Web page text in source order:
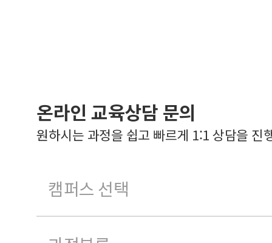
온라인 교육상담 문의
원하시는 과정을 쉽고 빠르게 1:1 상담을 진